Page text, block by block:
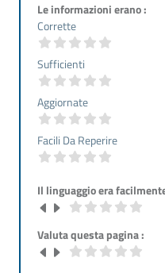
Le informazioni erano :
Corrette
Sufficienti
Aggiornate
Facili Da Reperire
Il linguaggio era
Valuta questa pagina :